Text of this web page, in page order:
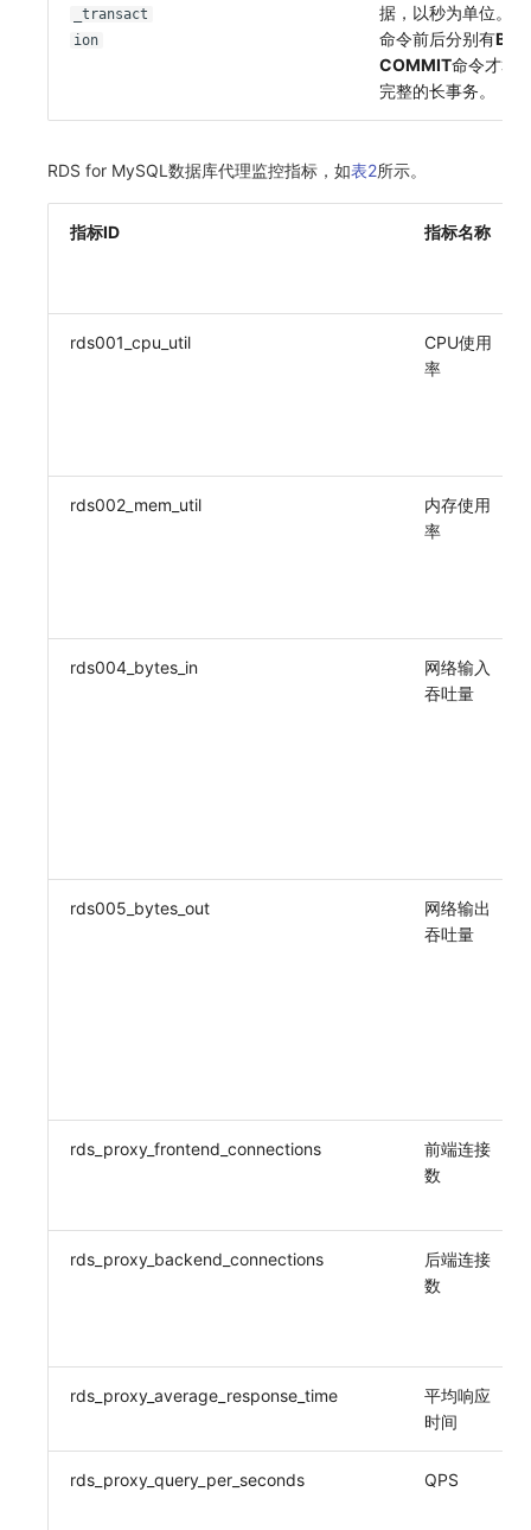
_transact
ion
据，以秒为单位。
命令前后分别有
COMMIT命令才算
完整的长事务。
RDS for MySQL数据库代理监控指标，如表2所示。
指标ID 指标名称
rds001_cpu_util
CPU使用
率
rds002_mem_util
内存使用
率
rds004_bytes_in
网络输入
吞吐量
rds005_bytes_out
网络输出
吞吐量
rds_proxy_frontend_connections
前端连接
数
rds_proxy_backend_connections
后端连接
数
rds_proxy_average_response_time
平均响应
时间
rds_proxy_query_per_seconds QPS